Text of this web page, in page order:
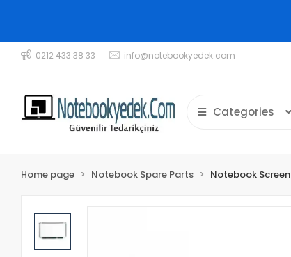
0212 433 38 33 info@notebookyedek.com
Categories
Home page Notebook Spare Parts Notebook Screen